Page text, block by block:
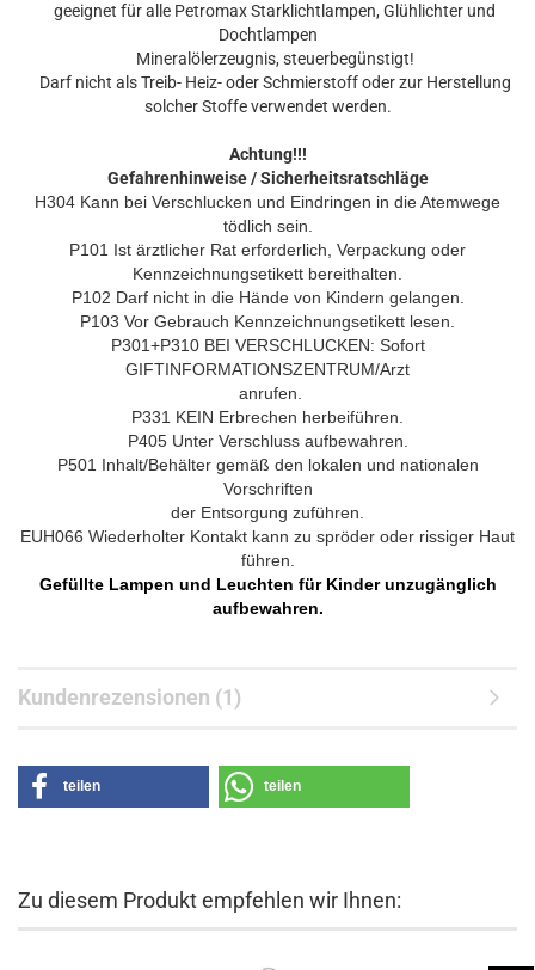
geeignet für alle Petromax Starklichtlampen, Glühlichter und
Dochtlampen
Mineralölerzeugnis, steuerbegünstigt!
Darf nicht als Treib- Heiz- oder Schmierstoff oder zur Herstellung
solcher Stoffe verwendet werden.
Achtung!!!
Gefahrenhinweise / Sicherheitsratschläge
H304 Kann bei Verschlucken und Eindringen in die Atemwege
tödlich sein.
P101 Ist ärztlicher Rat erforderlich, Verpackung oder
Kennzeichnungsetikett bereithalten.
P102 Darf nicht in die Hände von Kindern gelangen.
P103 Vor Gebrauch Kennzeichnungsetikett lesen.
P301+P310 BEI VERSCHLUCKEN: Sofort
GIFTINFORMATIONSZENTRUM/Arzt
anrufen.
P331 KEIN Erbrechen herbeiführen.
P405 Unter Verschluss aufbewahren.
P501 Inhalt/Behälter gemäß den lokalen und nationalen
Vorschriften
der Entsorgung zuführen.
EUH066 Wiederholter Kontakt kann zu spröder oder rissiger Haut
führen.
Gefüllte Lampen und Leuchten für Kinder unzugänglich
aufbewahren.
Kundenrezensionen (1)
teilen teilen
Zu diesem Produkt empfehlen wir Ihnen: